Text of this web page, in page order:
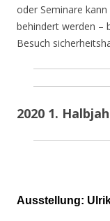
oder Seminare
behindert werden –
Besuch
2020 1.
Ausstellung: